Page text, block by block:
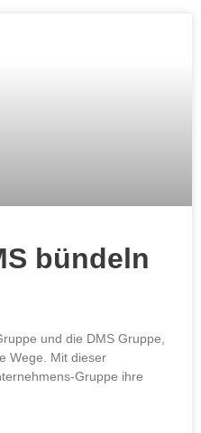
bündeln
und die DMS Gruppe,
Wege. Mit dieser
Gruppe ihre